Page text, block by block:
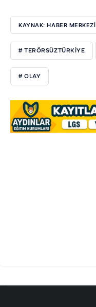
KAYNAK: HABER MERKEZI
# TERÖRSÜZTÜRKIYE
# OLAY